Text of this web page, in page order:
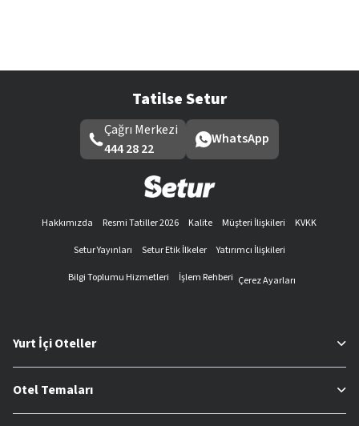
Tatilse Setur
Çağrı Merkezi
444 28 22
WhatsApp
Hakkımızda Resmi Tatiller 2026 Kalite Müşteri İlişkileri
KVKK
Setur Yayınları
Setur Etik İlkeler
Yatırımcı İlişkileri
Bilgi Toplumu Hizmetleri
İşlem Rehberi Çerez Ayarları
Yurt İçi Oteller
Otel Temaları